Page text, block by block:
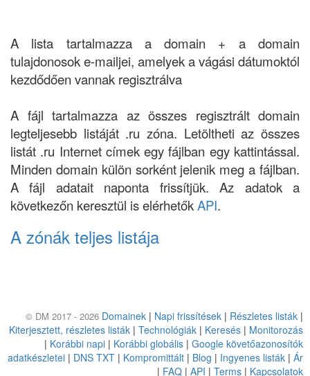
A lista tartalmazza a domain + a domain
tulajdonosok e-mailjei, amelyek a vágási dátumoktól
kezdődően vannak regisztrálva
A fájl tartalmazza az összes regisztrált domain
legteljesebb listáját .ru zóna. Letöltheti az összes
listát .ru Internet címek egy fájlban egy kattintással.
Minden domain külön sorként jelenik meg a fájlban.
A fájl adatait naponta frissítjük. Az adatok a
következőn keresztül is elérhetőkAPI.
A zónák teljes listája
© DM 2017 - 2026 Domainek | Napi frissítések | Részletes listák |
Kiterjesztett, részletes listák | Technológiák | Keresés | Monitorozás
| Korábbi napi | Korábbi globális | Google követőazonosítók
adatkészletei | DNS TXT | Kompromittált | Blog | Ingyenes listák | Ár
| FAQ | API | Terms | Kapcsolatok